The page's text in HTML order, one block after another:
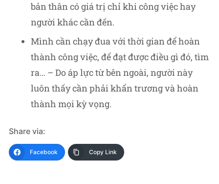
bản thân có giá trị chỉ khi công việc hay
người khác cần đến.
Mình cần chạy đua với thời gian để hoàn
thành công việc, để đạt được điều gì đó, tìm
ra… – Do áp lực từ bên ngoài, người này
luôn thấy cần phải khẩn trương và hoàn
thành mọi kỳ vọng.
Share via:
Facebook Copy Link